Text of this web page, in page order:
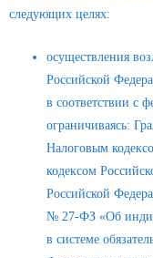
следующих целях:
осуществления
Российской
в соответствии с
ограничиваясь:
Налоговым
кодексом
Российской
№ 27-ФЗ «Об
в системе